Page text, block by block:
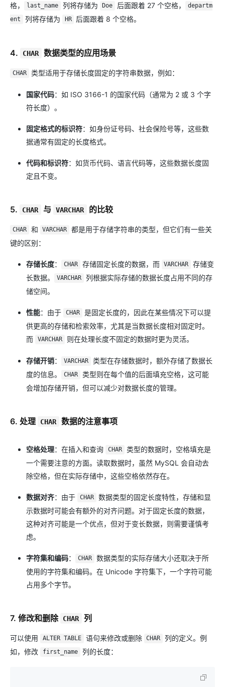
格，
last_name 列将存储为 Doe 后面跟着 27 个空格，
departm
ent
列将存储为 HR 后面跟着 8 个空格。
4. CHAR 数据类型的应用场景
CHAR 类型适用于存储长度固定的字符串数据，例如：
国家代码：如 ISO 3166-1 的国家代码（通常为 2 或 3 个字
符长度）。
固定格式的标识符：如身份证号码、社会保险号等，这些数
据通常有固定的长度格式。
代码和标识符：如货币代码、语言代码等，这些数据长度固
定且不变。
5. CHAR 与 VARCHAR 的比较
CHAR 和 VARCHAR
都是用于存储字符串的类型，但它们有一些关
键的区别：
存储长度： CHAR 存储固定长度的数据，而 VARCHAR
存储变
长数据。
VARCHAR
列根据实际存储的数据长度占用不同的存
储空间。
性能：由于 CHAR
是固定长度的，因此在某些情况下可以提
供更高的存储和检索效率，尤其是当数据长度相对固定时。
而
VARCHAR 则在处理长度不固定的数据时更为灵活。
存储开销： VARCHAR
类型在存储数据时，额外存储了数据长
度的信息。
CHAR
类型则在每个值的后面填充空格，这可能
会增加存储开销，但可以减少对数据长度的管理。
6. 处理 CHAR 数据的注意事项
空格处理：在插入和查询 CHAR
类型的数据时，空格填充是
一个需要注意的方面。读取数据时，虽然 MySQL 会自动去
除空格，但在实际存储中，这些空格依然存在。
数据对齐：由于 CHAR
数据类型的固定长度特性，存储和显
示数据时可能会有额外的对齐问题。对于固定长度的数据，
这种对齐可能是一个优点，但对于变长数据，则需要谨慎考
虑。
字符集和编码： CHAR
数据类型的实际存储大小还取决于所
使用的字符集和编码。在 Unicode 字符集下，一个字符可能
占用多个字节。
7. 修改和删除 CHAR 列
可以使用 ALTER TABLE 语句来修改或删除 CHAR
列的定义。例
如，修改
first_name 列的长度：